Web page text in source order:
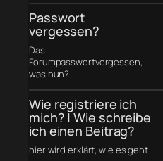
Passwort
vergessen?
Das
Forumpasswortvergessen,
was nun?
Wie registriere ich
mich? | Wie schreibe
ich einen Beitrag?
hier wird erklärt, wie es geht.